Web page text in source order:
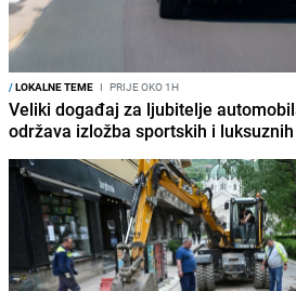
/LOKALNE TEME I PRIJE OKO 1H
Veliki događaj za ljubitelje
održava izložba sportskih i